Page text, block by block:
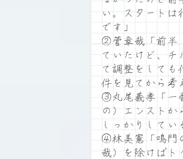
い。スタートは
です」
②菅章哉「前半
ていたけど、チ
て調整をしても
件を見てから考
③丸尾義孝「一
の）エンスト
しっかりしてい
④林美憲「鳴門
哉）を除けばト